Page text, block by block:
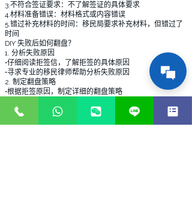
3.不符合签证要求：不了解签证的具体要求
4.材料准备错误：材料格式或内容错误
5.错过补充材料的时间：移民局要求补充材料，但错过了
时间
DIY 失败后如何翻盘？
1. 分析失败原因
•仔细阅读拒签信，了解拒签的具体原因
•寻求专业的移民律师帮助分析失败原因
2. 制定翻盘策略
•根据拒签原因，制定详细的翻盘策略
3. 重新准备材料